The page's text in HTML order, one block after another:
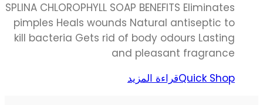
SPLINA CHLOROPHYLL SOAP BENEFITS Eliminates
pimples Heals wounds Natural antiseptic to
kill bacteria Gets rid of body odours Lasting
and pleasant fragrance
Quick Shopقراءة المزيد